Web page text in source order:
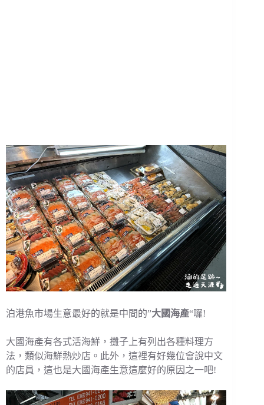
泊港魚市場生意最好的就是中間的”大國海產“囉!
大國海產有各式活海鮮，攤子上有列出各種料理方
法，類似海鮮熱炒店。此外，這裡有好幾位會說中文
的店員，這也是大國海產生意這麼好的原因之一吧!